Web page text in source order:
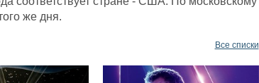
же дня.
Все списки